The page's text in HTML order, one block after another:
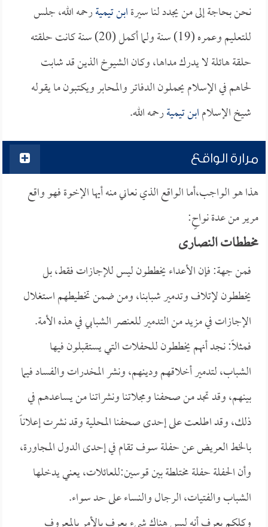
نحن بحاجة إلى من يجدد لنا سيرةابن تيميةرحمه الله، جلس
للتعليم وعمره (19) سنة ولما أكمل (20) سنة كانت حلقته
حلقة هائلة لا يدرك مداها، وكان الشيوخ الذين قد شابت
لحاهم في الإسلام يحملون الدفاتر والمحابر ويكتبون ما يقوله
شيخ الإسلامابن تيميةرحمه الله.
مرارة الواقع
هذا هو الواجب،أما الواقع الذي نعاني منه أيها الإخوة فهو واقع
مرير من عدة نواحٍ:
مخططات النصارى
فمن جهة: فإن الأعداء يخططون ليس للإجازات فقط، بل
يخططون لإتلاف وتدمير شبابنا، ومن ضمن تخطيطهم استغلال
الإجازات في مزيد من التدمير للعنصر الشبابي في هذه الأمة.
فمثلاً: نجد أنهم يخططون للحفلات التي يستقبلون فيها
الشباب، لتدمير أخلاقهم ودينهم، ونشر المخدرات والفساد فيما
بينهم، وقد تجد من صحفنا ومجلاتنا ونشراتنا من يساعدهم في
ذلك، وقد اطلعت على إحدى صحفنا المحلية وقد نشرت إعلاناً
بالخط العريض عن حفلة سوف تقام في إحدى الدول المجاورة،
وأن الحفلة حفلة مختلطة بين قوسين:للعائلات، يعني يدخلها
الشباب والفتيات، الرجال والنساء على حد سواء.